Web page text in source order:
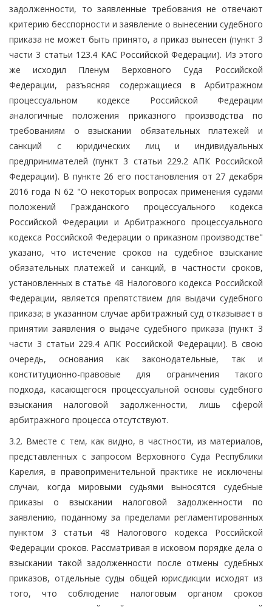
задолженности, то заявленные требования не отвечают
критерию бесспорности и заявление о вынесении судебного
приказа не может быть принято, а приказ вынесен (пункт 3
части 3 статьи 123.4 КАС Российской Федерации). Из этого
же исходил Пленум Верховного Суда Российской
Федерации, разъясняя содержащиеся в Арбитражном
процессуальном кодексе Российской Федерации
аналогичные положения приказного производства по
требованиям о взыскании обязательных платежей и
санкций с юридических лиц и индивидуальных
предпринимателей (пункт 3 статьи 229.2 АПК Российской
Федерации). В пункте 26 его постановления от 27 декабря
2016 года N 62 "О некоторых вопросах применения судами
положений Гражданского процессуального кодекса
Российской Федерации и Арбитражного процессуального
кодекса Российской Федерации о приказном производстве"
указано, что истечение сроков на судебное взыскание
обязательных платежей и санкций, в частности сроков,
установленных в статье 48 Налогового кодекса Российской
Федерации, является препятствием для выдачи судебного
приказа; в указанном случае арбитражный суд отказывает в
принятии заявления о выдаче судебного приказа (пункт 3
части 3 статьи 229.4 АПК Российской Федерации). В свою
очередь, основания как законодательные, так и
конституционно-правовые для ограничения такого
подхода, касающегося процессуальной основы судебного
взыскания налоговой задолженности, лишь сферой
арбитражного процесса отсутствуют.
3.2. Вместе с тем, как видно, в частности, из материалов,
представленных с запросом Верховного Суда Республики
Карелия, в правоприменительной практике не исключены
случаи, когда мировыми судьями выносятся судебные
приказы о взыскании налоговой задолженности по
заявлению, поданному за пределами регламентированных
пунктом 3 статьи 48 Налогового кодекса Российской
Федерации сроков. Рассматривая в исковом порядке дела о
взыскании такой задолженности после отмены судебных
приказов, отдельные суды общей юрисдикции исходят из
того, что соблюдение налоговым органом сроков